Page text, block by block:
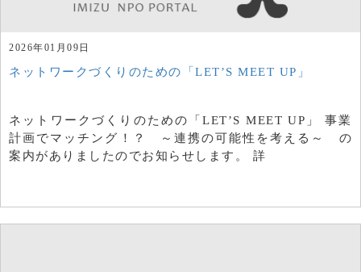
2026年01月09日
ネットワークづくりのための「LET’S MEET UP」
ネットワークづくりのための「LET’S MEET UP」 事業
計画でマッチング！？ ～連携の可能性を考える～ の
案内がありましたのでお知らせします。 詳